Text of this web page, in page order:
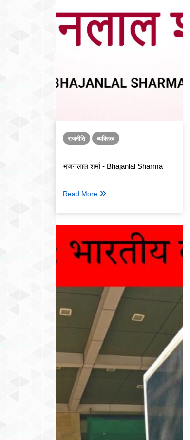
राजनीति व्यक्तित्व
भजनलाल शर्मा - Bhajanlal Sharma
Read More